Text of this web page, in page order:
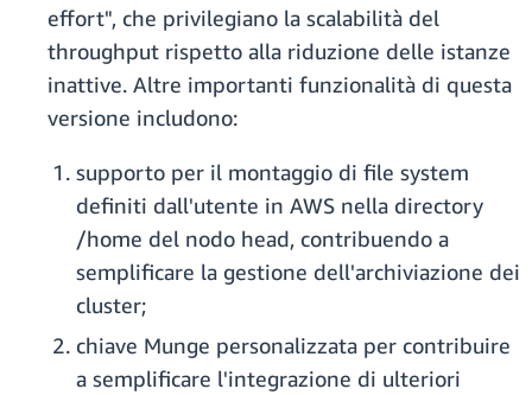
effort", che privilegiano la scalabilità del
throughput rispetto alla riduzione delle istanze
inattive. Altre importanti funzionalità di questa
versione includono:
supporto per il montaggio di file system
definiti dall'utente in AWS nella directory
/home del nodo head, contribuendo a
semplificare la gestione dell'archiviazione dei
cluster;
chiave Munge personalizzata per contribuire
a semplificare l'integrazione di ulteriori